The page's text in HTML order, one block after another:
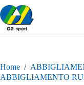
Salta
al
contenuto
Home /
ABBIGLIAMENTO